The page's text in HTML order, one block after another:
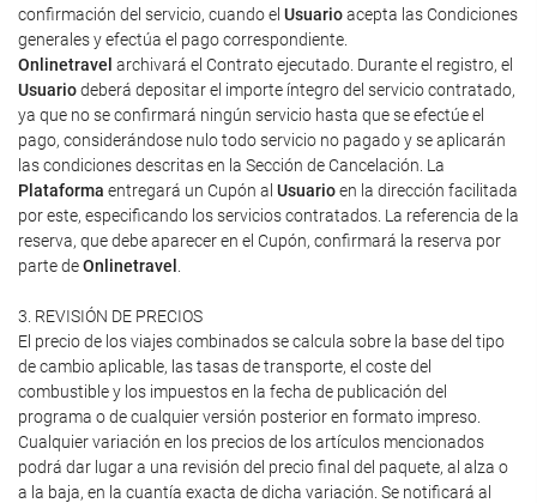
confirmación del servicio, cuando el Usuarioacepta las Condiciones
generales y efectúa el pago correspondiente.
Onlinetravel archivará el Contrato ejecutado. Durante el registro, el
Usuariodeberá depositar el importe íntegro del servicio contratado,
ya que no se confirmará ningún servicio hasta que se efectúe el
pago, considerándose nulo todo servicio no pagado y se aplicarán
las condiciones descritas en la Sección de Cancelación. La
Plataforma entregará un Cupón al Usuarioen la dirección facilitada
por este, especificando los servicios contratados. La referencia de la
reserva, que debe aparecer en el Cupón, confirmará la reserva por
parte deOnlinetravel
3. REVISIÓN DE PRECIOS
El precio de los viajes combinados se calcula sobre la base del tipo
de cambio aplicable, las tasas de transporte, el coste del
combustible y los impuestos en la fecha de publicación del
programa o de cualquier versión posterior en formato impreso.
Cualquier variación en los precios de los artículos mencionados
podrá dar lugar a una revisión del precio final del paquete, al alza o
a la baja, en la cuantía exacta de dicha variación. Se notificará al